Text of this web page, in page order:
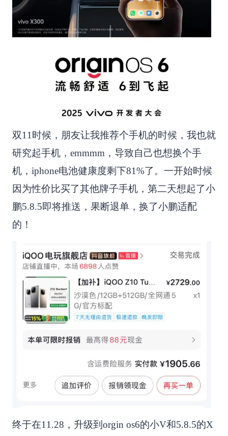
双11时候，朋友让我推荐个手机的时候，我也就
研究起手机，emmmm，导致自己也想换个手
机，iphone电池健康度剩下81%了。一开始时候
因为性价比买了其他牌子手机，第二天想起了小
鹏5.8.5即将推送，果断退单，换了小鹏适配
的！
终于在11.28，升级到orgin os6的小V和5.8.5的X